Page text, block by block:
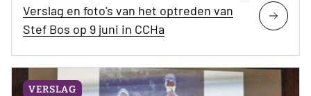
Verslag en foto's van het optreden van
Stef Bos op 9 juni in CCHa
VERSLAG